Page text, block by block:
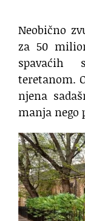
Neobično
za 50
spavaćih
teretanom.
njena
manja nego